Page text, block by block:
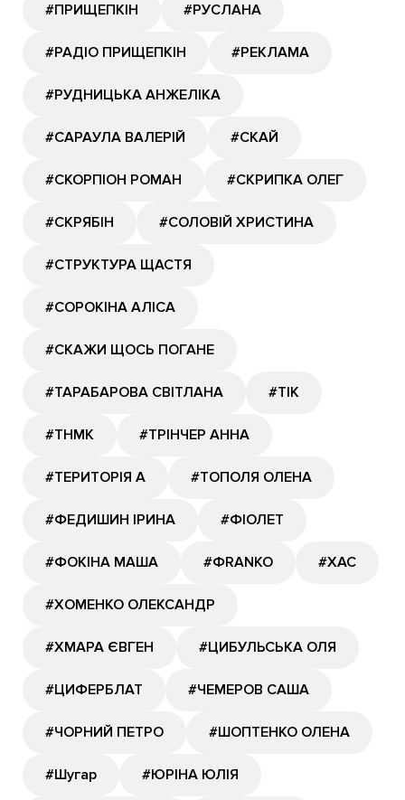
#ПРИЩЕПКІН #РУСЛАНА
#РАДІО ПРИЩЕПКІН #РЕКЛАМА
#РУДНИЦЬКА АНЖЕЛІКА
#САРАУЛА ВАЛЕРІЙ #СКАЙ
#СКОРПІОН РОМАН #СКРИПКА ОЛЕГ
#СКРЯБІН #СОЛОВІЙ ХРИСТИНА
#СТРУКТУРА ЩАСТЯ
#СОРОКІНА АЛІСА
#СКАЖИ ЩОСЬ ПОГАНЕ
#ТАРАБАРОВА СВІТЛАНА #ТІК
#ТНМК #ТРІНЧЕР АННА
#ТЕРИТОРІЯ А #ТОПОЛЯ ОЛЕНА
#ФЕДИШИН ІРИНА #ФІОЛЕТ
#ФОКІНА МАША #ФRANKO #ХАС
#ХОМЕНКО ОЛЕКСАНДР
#ХМАРА ЄВГЕН #ЦИБУЛЬСЬКА ОЛЯ
#ЦИФЕРБЛАТ #ЧЕМЕРОВ САША
#ЧОРНИЙ ПЕТРО #ШОПТЕНКО ОЛЕНА
#Шугар #ЮРІНА ЮЛІЯ